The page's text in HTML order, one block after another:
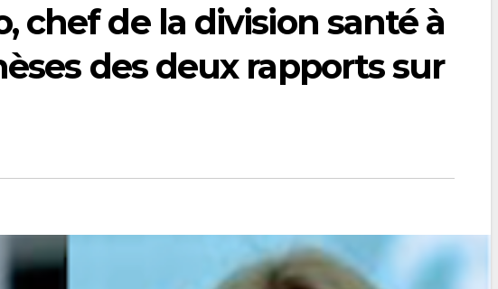
chef de la division santé à
des deux rapports sur